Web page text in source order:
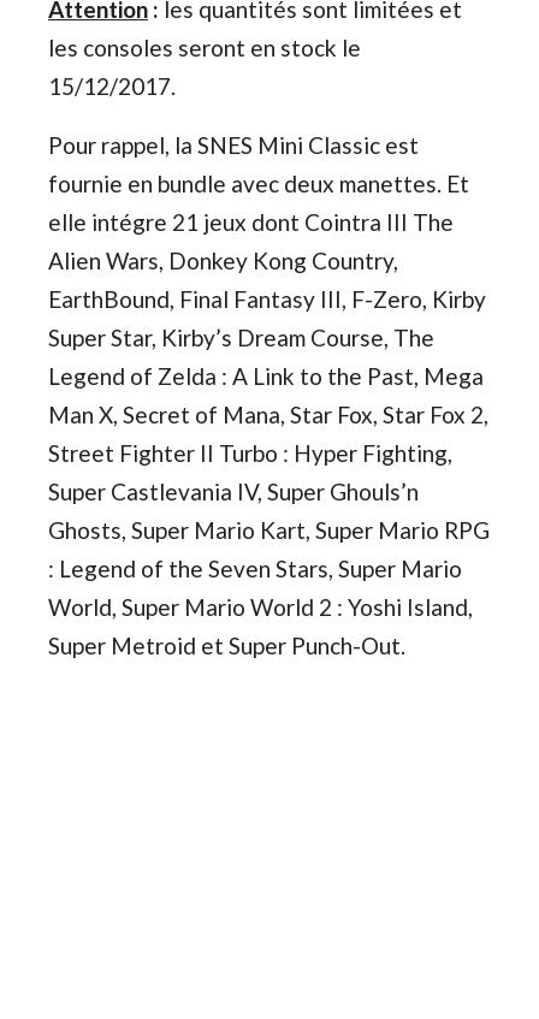
Attention : les quantités sont limitées et
les consoles seront en stock le
15/12/2017.
Pour rappel, la SNES Mini Classic est
fournie en bundle avec deux manettes. Et
elle intégre 21 jeux dont Cointra III The
Alien Wars, Donkey Kong Country,
EarthBound, Final Fantasy III, F-Zero, Kirby
Super Star, Kirby’s Dream Course, The
Legend of Zelda : A Link to the Past, Mega
Man X, Secret of Mana, Star Fox, Star Fox 2,
Street Fighter II Turbo : Hyper Fighting,
Super Castlevania IV, Super Ghouls’n
Ghosts, Super Mario Kart, Super Mario RPG
: Legend of the Seven Stars, Super Mario
World, Super Mario World 2 : Yoshi Island,
Super Metroid et Super Punch-Out.